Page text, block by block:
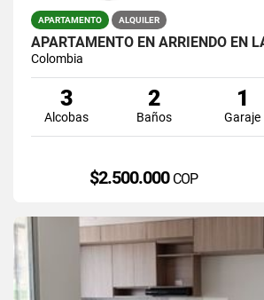
APARTAMENTO ALQUILER
Colombia
3
Alcobas
2
Baños
1
Garaje
$2.500.000 COP